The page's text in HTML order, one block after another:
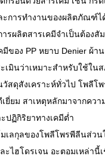
การทำงานของผลิตภัณฑ์ไ
รผลิตสารเคมีจำเป็นต้องสั
มีของ PP หยาบ Denier ผ้า
เมินว่าเหมาะสำหรับใช้ใน
วัสดุสังเคราะห์ทั่วไป โพลีโ
ยี่ยม สาเหตุหลักมาจากควา
ปฏิกิริยาทางเคมีต่ำ
เลกุลของโพลีโพรพีลีนส่ว
ะไฮโดรเจน อะตอมเหล่านี้